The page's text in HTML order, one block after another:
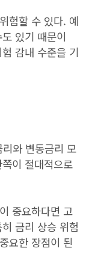
험할 수 있다. 예
있기 때문이
감내 수준을 기
와 변동금리 모
이 절대적으로
중요하다면 고
금리 상승 위험
요한 장점이 된